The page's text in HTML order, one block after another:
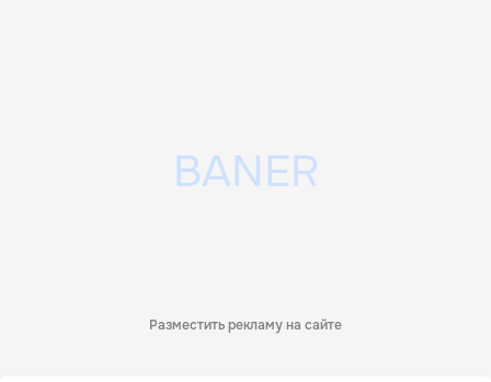
Разместить рекламу на сайте